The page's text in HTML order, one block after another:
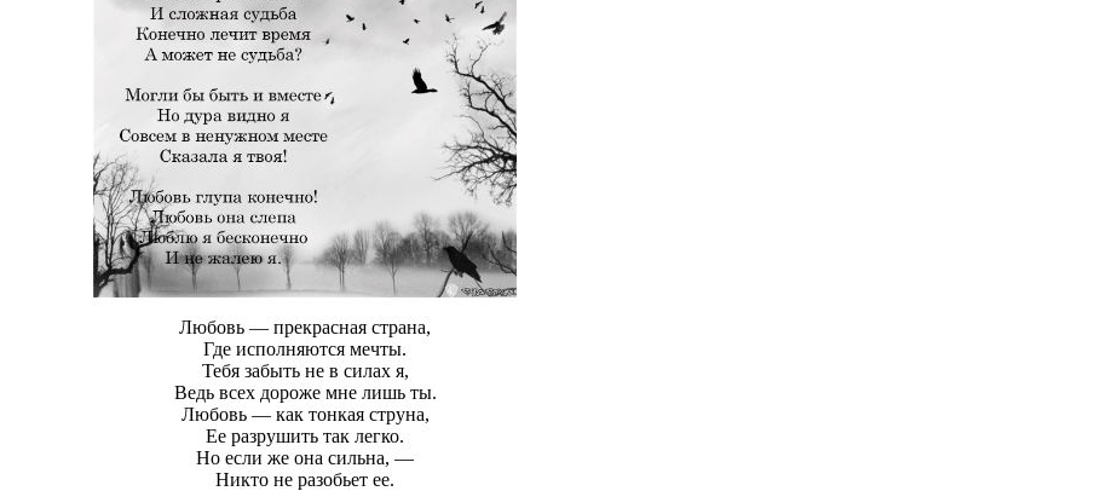
Любовь — прекрасная страна,
Где исполняются мечты.
Тебя забыть не в силах я,
Ведь всех дороже мне лишь ты.
Любовь — как тонкая струна,
Ее разрушить так легко.
Но если же она сильна, —
Никто не разобьет ее.